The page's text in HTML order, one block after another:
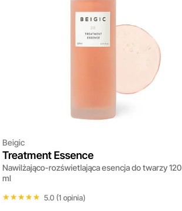
Beigic
Treatment Essence
Nawilżająco-rozświetlająca esencja do twarzy 120
ml
★★★★★
★★★★★ 5.0 (1 opinia)